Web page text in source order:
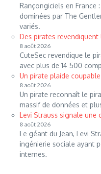
Rançongiciels en France
dominées par The
variés.
Des pirates
8 août 2026
CuteSec revendique le
avec plus de 14 500
Un pirate plaide
8 août 2026
Un pirate reconnaît le
massif de données et
Levi Strauss signale une
8 août 2026
Le géant du Jean, Levi
ingénierie sociale ayant
internes.